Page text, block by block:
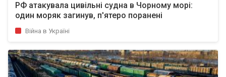
РФ атакувала цивільні судна в Чорному морі:
один моряк загинув, п'ятеро поранені
Війна в Україні